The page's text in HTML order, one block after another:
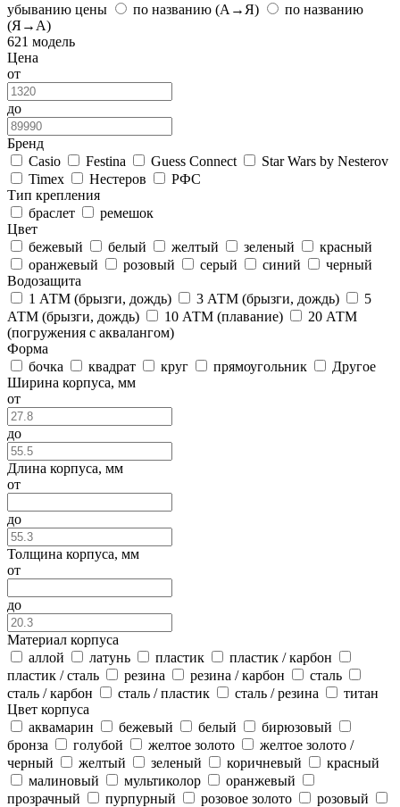
убыванию цены
по названию (А→Я)
по названию
(Я→А)
621 модель
Цена
от
до
Бренд
Casio
Festina Guess Connect
Star Wars by Nesterov
Timex
Нестеров
РФС
Тип крепления
браслет
ремешок
Цвет
бежевый
белый желтый зеленый
красный
оранжевый
розовый серый синий
черный
Водозащита
1 АТМ (брызги, дождь)
3 АТМ (брызги, дождь)
5
АТМ (брызги, дождь)
10 АТМ (плавание)
20 АТМ
(погружения с аквалангом)
Форма
бочка
квадрат круг прямоугольник
Другое
Ширина корпуса, мм
от
до
Длина корпуса, мм
от
до
Толщина корпуса, мм
от
до
Материал корпуса
аллой
латунь пластик
пластик / карбон
пластик / сталь
резина резина / карбон
сталь
сталь / карбон
сталь / пластик сталь / резина
титан
Цвет корпуса
аквамарин
бежевый белый
бирюзовый
бронза
голубой желтое золото
желтое золото /
черный
желтый зеленый коричневый
красный
малиновый
мультиколор
оранжевый
прозрачный
пурпурный розовое золото розовый